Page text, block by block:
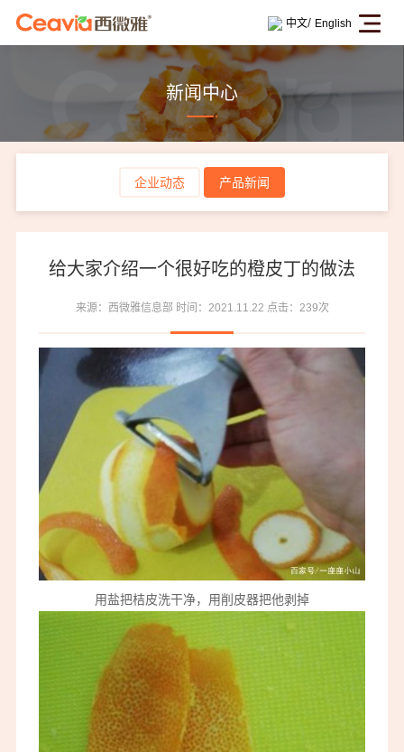
中文/ English
新闻中心
企业动态 产品新闻
给大家介绍一个很好吃的橙皮丁的做法
来源：西微雅信息部 时间：2021.11.22 点击：239次
用盐把桔皮洗干净，用削皮器把他剥掉